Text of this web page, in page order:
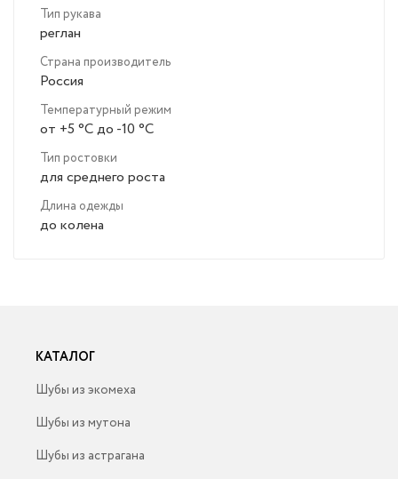
Тип рукава
реглан
Страна производитель
Россия
Температурный режим
от +5 °C до -10 °C
Тип ростовки
для среднего роста
Длина одежды
до колена
КАТАЛОГ
Шубы из экомеха
Шубы из мутона
Шубы из астрагана